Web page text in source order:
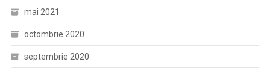
mai 2021
octombrie 2020
septembrie 2020